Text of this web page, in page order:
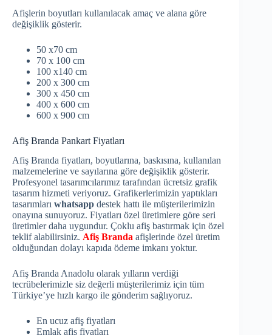
Afişlerin boyutları kullanılacak amaç ve alana göre
değişiklik gösterir.
50 x70 cm
70 x 100 cm
100 x140 cm
200 x 300 cm
300 x 450 cm
400 x 600 cm
600 x 900 cm
Afiş Branda Pankart Fiyatları
Afiş Branda fiyatları, boyutlarına, baskısına, kullanılan
malzemelerine ve sayılarına göre değişiklik gösterir.
Profesyonel tasarımcılarımız tarafından ücretsiz grafik
tasarım hizmeti veriyoruz. Grafikerlerimizin yaptıkları
tasarımları whatsapp destek hattı ile müşterilerimizin
onayına sunuyoruz. Fiyatları özel üretimlere göre seri
üretimler daha uygundur. Çoklu afiş bastırmak için özel
teklif alabilirsiniz. Afiş Branda afişlerinde özel üretim
olduğundan dolayı kapıda ödeme imkanı yoktur.
Afiş Branda Anadolu olarak yılların verdiği
tecrübelerimizle siz değerli müşterilerimiz için tüm
Türkiye’ye hızlı kargo ile gönderim sağlıyoruz.
En ucuz afiş fiyatları
Emlak afiş fiyatları